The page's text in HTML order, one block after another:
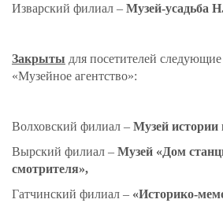
Изварский филиал – Музей-усадьба
Закрыты для посетителей
«Музейное агентство»:
Волховский филиал – Музей истории
Вырский филиал – Музей «Дом
смотрителя»,
Гатчинский филиал – «Историко-